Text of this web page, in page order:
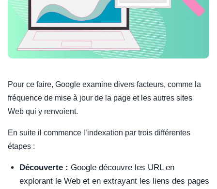
Pour ce faire, Google examine divers facteurs, comme la
fréquence de mise à jour de la page et les autres sites
Web qui y renvoient.
En suite il commence l’indexation par trois différentes
étapes :
Découverte : Google découvre les URL en
explorant le Web et en extrayant les liens des pages